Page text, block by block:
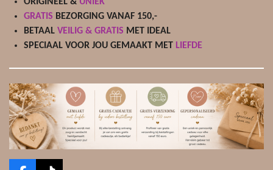
GRATIS BEZORGING VANAF 150,-
BETAAL VEILIG & GRATIS MET IDEAL
SPECIAAL VOOR JOU GEMAAKT MET LIEFDE